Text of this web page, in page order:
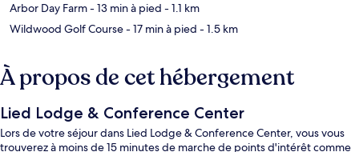
Arbor Day Farm- 13 min à pied - 1.1 km
Wildwood Golf Course- 17 min à pied - 1.5 km
À propos de cet hébergement
Lied Lodge & Conference Center
Lors de votre séjour dans Lied Lodge & Conference Center, vous vous
trouverez à moins de 15 minutes de marche de points d'intérêt comme